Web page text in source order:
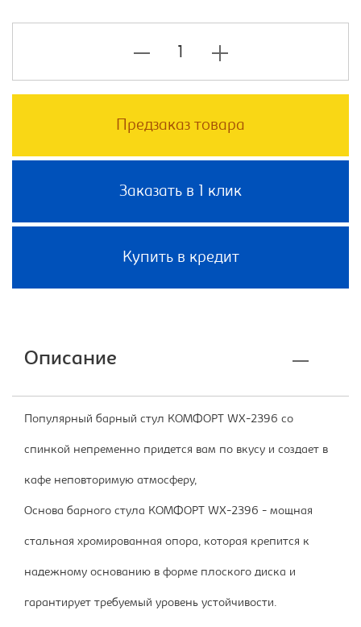
Предзаказ товара
Заказать в 1 клик
Купить в кредит
Описание
Популярный барный стул КОМФОРТ WX-2396 со
спинкой непременно придется вам по вкусу и создает в
кафе неповторимую атмосферу,
Основа барного стула КОМФОРТ WX-2396 - мощная
стальная хромированная опора, которая крепится к
надежному основанию в форме плоского диска и
гарантирует требуемый уровень устойчивости.